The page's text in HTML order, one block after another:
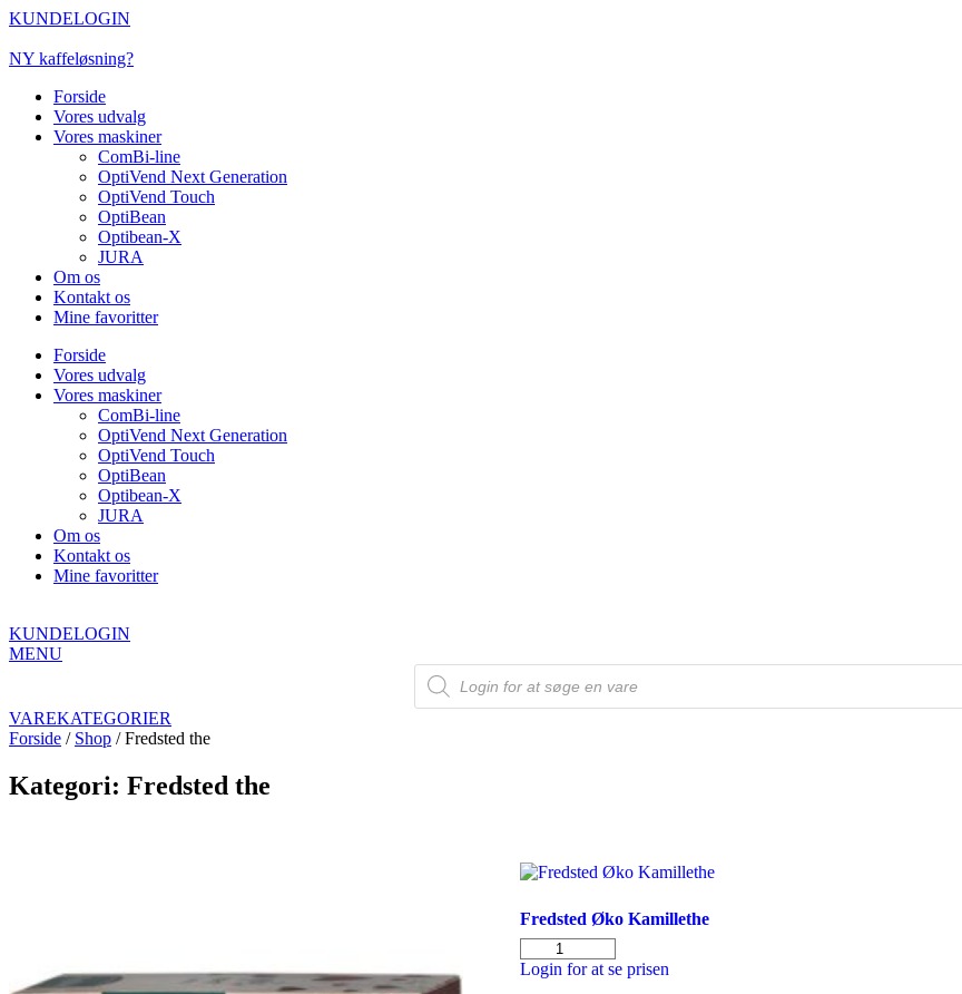
Videre
indhold
KUNDELOGIN
NY kaffeløsning?
Forside
Vores udvalg
Vores maskiner
ComBi-line
OptiVend Next Generation
OptiVend Touch
OptiBean
Optibean-X
JURA
Om os
Kontakt os
Mine favoritter
Forside
Vores udvalg
Vores maskiner
ComBi-line
OptiVend Next Generation
OptiVend Touch
OptiBean
Optibean-X
JURA
Om os
Kontakt os
Mine favoritter
KUNDELOGIN
MENU
Products
search
VAREKATEGORIER
Forside / Shop / Fredsted the
Kategori: Fredsted the
Fredsted Øko Kamillethe
Fredsted
Øko
Login for at se prisen